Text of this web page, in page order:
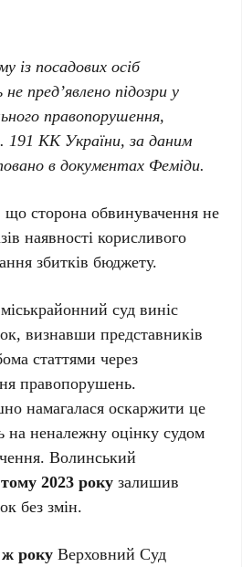
із посадових осіб
пред’явлено підозри у
правопорушення,
191 КК України, за даним
в документах Феміди.
сторона обвинувачення не
наявності корисливого
збитків бюджету.
суд виніс
визнавши представників
статтями через
правопорушень.
намагалася оскаржити це
на неналежну оцінку судом
Волинський
2023 року залишив
без змін.
ж року Верховний Суд